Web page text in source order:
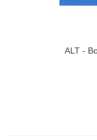
ALT -